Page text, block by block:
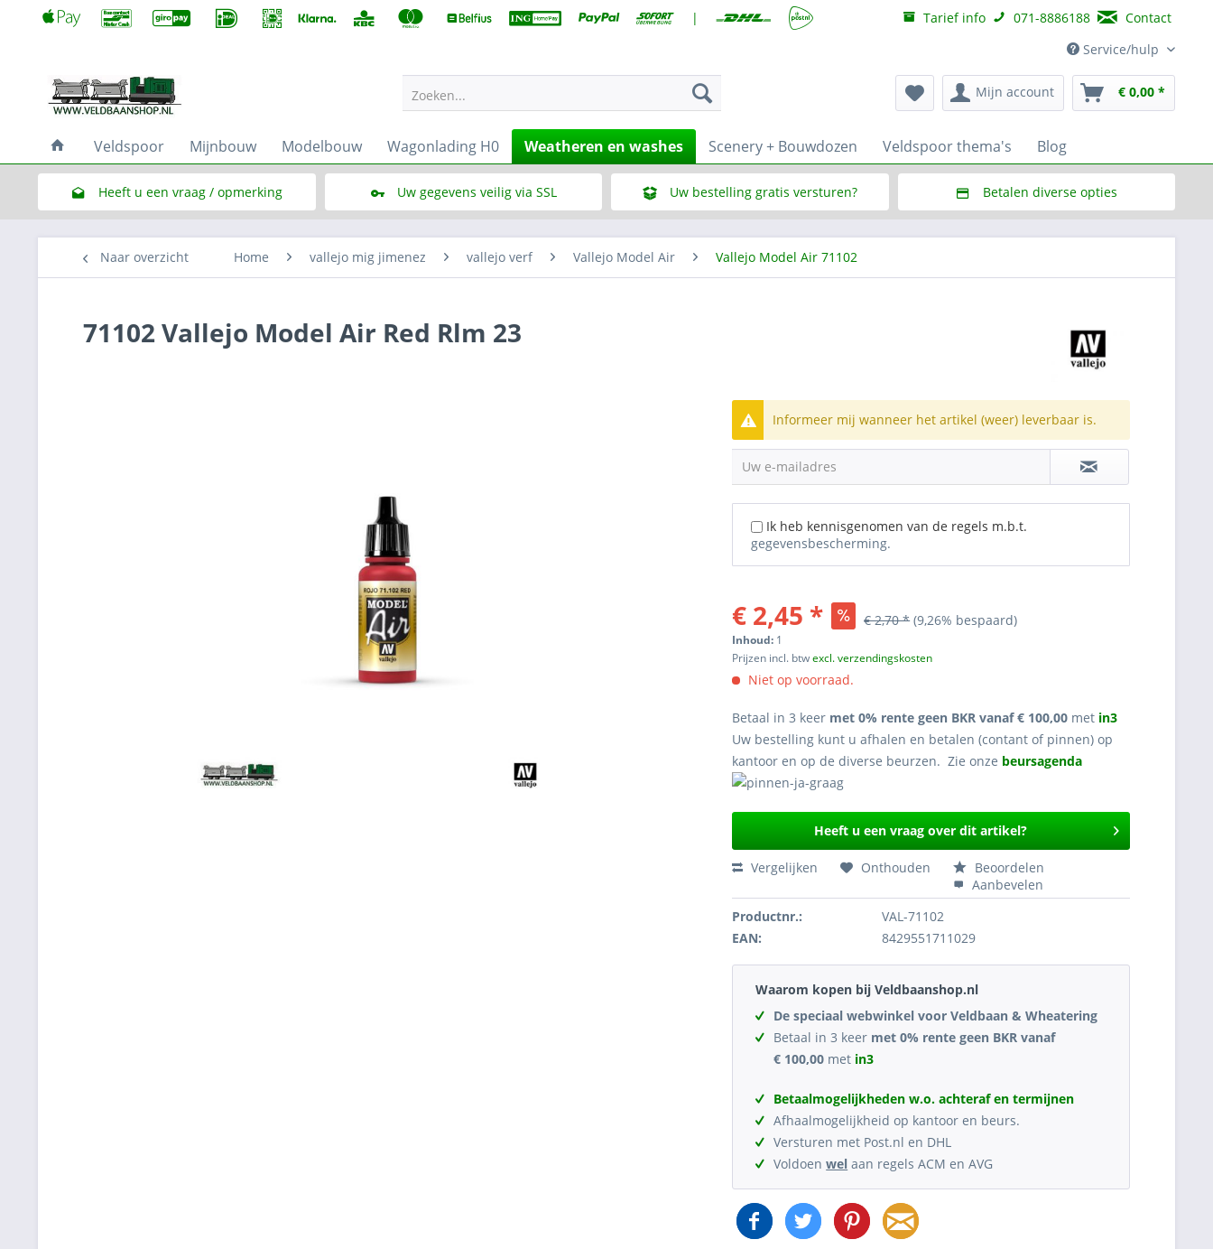
| Tarief info 071-8886188
Contact
Service/hulp
Zoeken... Mijn account € 0,00 *
Veldspoor Mijnbouw Modelbouw Wagonlading H0 Weatheren en washes Scenery + Bouwdozen Veldspoor thema's Blog
Heeft u een vraag / opmerking Uw gegevens veilig via SSL Uw bestelling gratis versturen? Betalen diverse opties
Naar overzicht
Home vallejo mig jimenez vallejo verf Vallejo Model Air Vallejo Model Air 71102
71102 Vallejo Model Air Red Rlm 23
Informeer mij wanneer het artikel (weer) leverbaar is.
Uw e-mailadres
Ik heb kennisgenomen van de regels m.b.t.
gegevensbescherming.
€ 2,45 * € 2,70 * (9,26% bespaard)
Inhoud: 1
Prijzen incl. btwexcl. verzendingskosten
Niet op voorraad.
Betaal in 3 keer met 0% rente geen BKR vanaf € 100,00 met in3
Uw bestelling kunt u afhalen en betalen (contant of pinnen) op
kantoor en op de diverse beurzen. Zie onze beursagenda
Heeft u een vraag over dit artikel?
Vergelijken Onthouden
Beoordelen
Aanbevelen
Productnr.:
VAL-71102
EAN:
8429551711029
Waarom kopen bij Veldbaanshop.nl
De speciaal webwinkel voor Veldbaan & Wheatering
Betaal in 3 keer met 0% rente geen BKR vanaf
€ 100,00 met in3
Betaalmogelijkheden w.o. achteraf en termijnen
Afhaalmogelijkheid op kantoor en beurs.
Versturen met Post.nl en DHL
Voldoenwel aan regels ACM en AVG